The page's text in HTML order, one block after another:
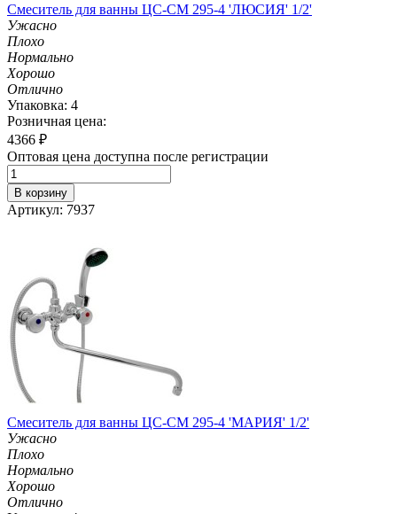
Смеситель для ванны ЦС-СМ 295-4 'ЛЮСИЯ' 1/2'
Ужасно
Плохо
Нормально
Хорошо
Отлично
Упаковка: 4
Розничная цена:
4366 ₽
Оптовая цена доступна после регистрации
В корзину
Артикул: 7937
Смеситель для ванны ЦС-СМ 295-4 'МАРИЯ' 1/2'
Ужасно
Плохо
Нормально
Хорошо
Отлично